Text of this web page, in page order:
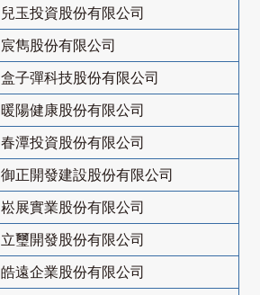
兒玉投資股份有限公司
宸雋股份有限公司
盒子彈科技股份有限公司
暖陽健康股份有限公司
春潭投資股份有限公司
御正開發建設股份有限公司
崧展實業股份有限公司
立璽開發股份有限公司
皓遠企業股份有限公司